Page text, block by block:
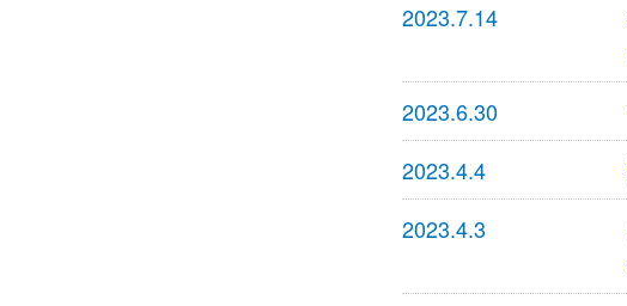
2023.7.14
2023.6.30
2023.4.4
2023.4.3